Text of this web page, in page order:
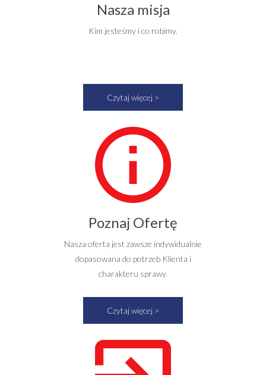
Nasza misja
Kim jesteśmy i co robimy.
Czytaj więcej >
Poznaj Ofertę
Nasza oferta jest zawsze indywidualnie
dopasowana do potrzeb Klienta i
charakteru sprawy.
Czytaj więcej >